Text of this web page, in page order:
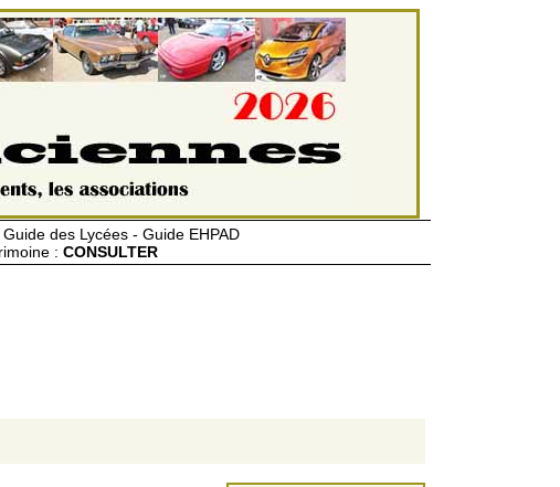
des Lycées - Guide EHPAD
: CONSULTER